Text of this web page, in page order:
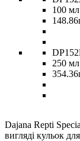
100 мл
148.86
250 мл
354.36
Dajana Repti
вигляді кульок